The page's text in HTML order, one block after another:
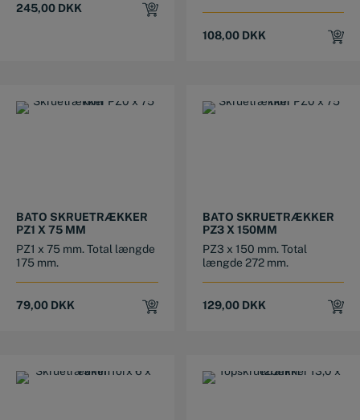
245,00 DKK
108,00 DKK
BATO SKRUETRÆKKER
PZ1 X 75 MM
PZ1 x 75 mm. Total længde
175 mm.
79,00 DKK
BATO SKRUETRÆKKER
PZ3 X 150MM
PZ3 x 150 mm. Total
længde 272 mm.
129,00 DKK